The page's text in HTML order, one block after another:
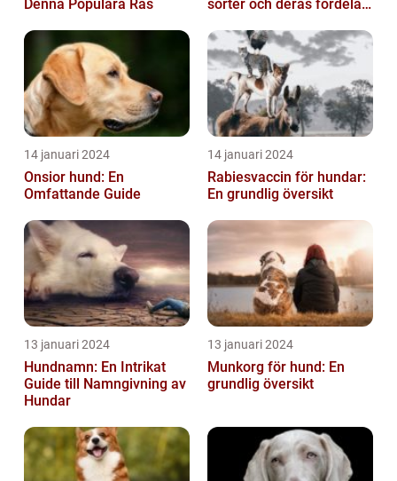
Denna Populära Ras
sorter och deras fördelar
14 januari 2024
Onsior hund: En
Omfattande Guide
14 januari 2024
Rabiesvaccin för hundar:
En grundlig översikt
13 januari 2024
Hundnamn: En Intrikat
Guide till Namngivning av
Hundar
13 januari 2024
Munkorg för hund: En
grundlig översikt